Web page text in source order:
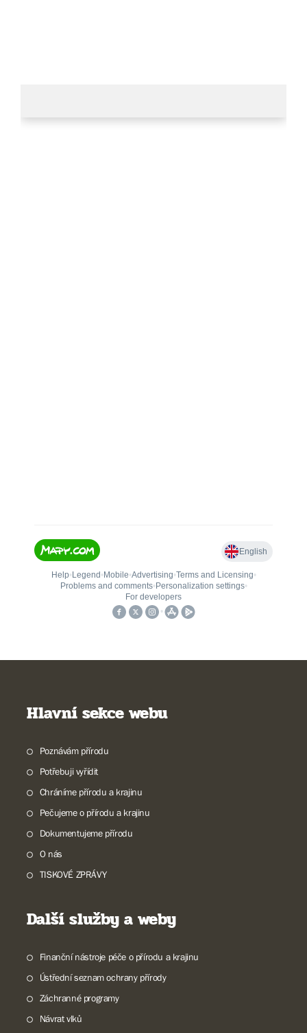
Hlavní sekce webu
Poznávám přírodu
Potřebuji vyřídit
Chráníme přírodu a krajinu
Pečujeme o přírodu a krajinu
Dokumentujeme přírodu
O nás
TISKOVÉ ZPRÁVY
Další služby a weby
Finanční nástroje péče o přírodu a krajinu
Ústřední seznam ochrany přírody
Záchranné programy
Návrat vlků